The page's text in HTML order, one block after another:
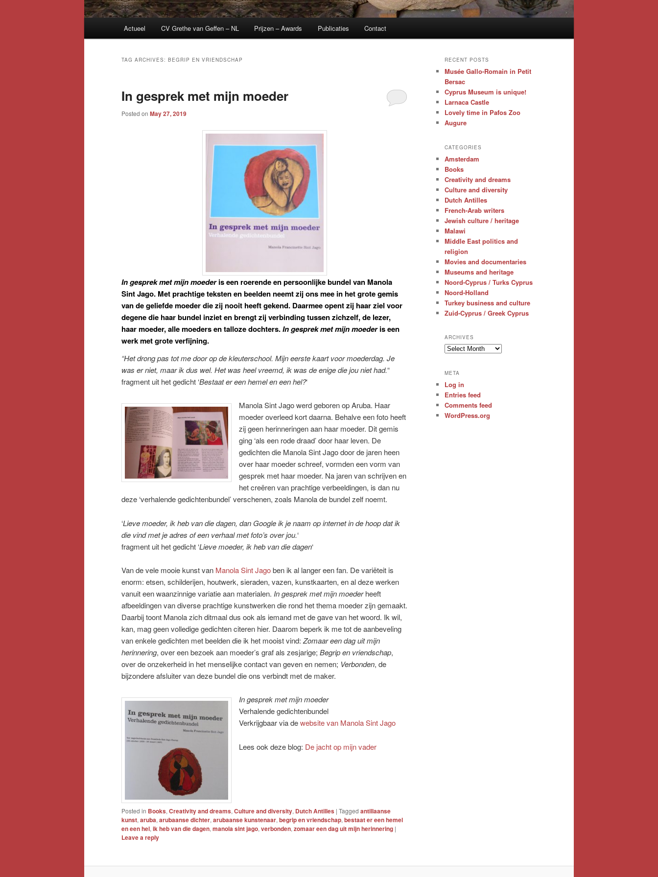
Actueel CV Grethe van Geffen – NL Prijzen – Awards Publicaties Contact
TAG ARCHIVES: BEGRIP EN VRIENDSCHAP
In gesprek met mijn moeder
Posted on May 27, 2019
In gesprek met mijn moederis een roerende en persoonlijke bundel van Manola
Sint Jago. Met prachtige teksten en beelden neemt zij ons mee in het grote gemis
van de geliefde moeder die zij nooit heeft gekend. Daarmee opent zij haar ziel voor
degene die haar bundel inziet en brengt zij verbinding tussen zichzelf, de lezer,
haar moeder, alle moeders en talloze dochters.In gesprek met mijn moederis een
werk met grote verfijning.
“Het drong pas tot me door op de kleuterschool. Mijn eerste kaart voor moederdag. Je
was er niet, maar ik dus wel. Het was heel vreemd, ik was de enige die jou niet had.“
fragment uit het gedicht ‘Bestaat er een hemel en een hel?‘
Manola Sint Jago werd geboren op Aruba. Haar
moeder overleed kort daarna. Behalve een foto heeft
zij geen herinneringen aan haar moeder. Dit gemis
ging ‘als een rode draad’ door haar leven. De
gedichten die Manola Sint Jago door de jaren heen
over haar moeder schreef, vormden een vorm van
gesprek met haar moeder. Na jaren van schrijven en
het creëren van prachtige verbeeldingen, is dan nu
deze ‘verhalende gedichtenbundel’ verschenen, zoals Manola de bundel zelf noemt.
‘Lieve moeder, ik heb van die dagen, dan Google ik je naam op internet in de hoop dat ik
die vind met je adres of een verhaal met foto’s over jou.‘
fragment uit het gedicht ‘Lieve moeder, ik heb van die dagen‘
Van de vele mooie kunst van Manola Sint Jagoben ik al langer een fan. De variëteit is
enorm: etsen, schilderijen, houtwerk, sieraden, vazen, kunstkaarten, en al deze werken
vanuit een waanzinnige variatie aan materialen. In gesprek met mijn moederheeft
afbeeldingen van diverse prachtige kunstwerken die rond het thema moeder zijn gemaakt.
Daarbij toont Manola zich ditmaal dus ook als iemand met de gave van het woord. Ik wil,
kan, mag geen volledige gedichten citeren hier. Daarom beperk ik me tot de aanbeveling
van enkele gedichten met beelden die ik het mooist vind: Zomaar een dag uit mijn
herinnering, over een bezoek aan moeder’s graf als zesjarige; Begrip en vriendschap,
over de onzekerheid in het menselijke contact van geven en nemen; Verbonden, de
bijzondere afsluiter van deze bundel die ons verbindt met de maker.
In gesprek met mijn moeder
Verhalende gedichtenbundel
Verkrijgbaar via dewebsite van Manola Sint Jago
Lees ook deze blog: De jacht op mijn vader
Posted in Books, Creativity and dreams, Culture and diversity, Dutch Antilles | Tagged antillaanse
kunst, aruba, arubaanse dichter, arubaanse kunstenaar, begrip en vriendschap, bestaat er een hemel
en een hel, ik heb van die dagen, manola sint jago, verbonden, zomaar een dag uit mijn herinnering |
Leave a reply
RECENT POSTS
Musée Gallo-Romain in Petit
Bersac
Cyprus Museum is unique!
Larnaca Castle
Lovely time in Pafos Zoo
Augure
CATEGORIES
Amsterdam
Books
Creativity and dreams
Culture and diversity
Dutch Antilles
French-Arab writers
Jewish culture / heritage
Malawi
Middle East politics and
religion
Movies and documentaries
Museums and heritage
Noord-Cyprus / Turks Cyprus
Noord-Holland
Turkey business and culture
Zuid-Cyprus / Greek Cyprus
ARCHIVES
Archives
META
Log in
Entries feed
Comments feed
WordPress.org